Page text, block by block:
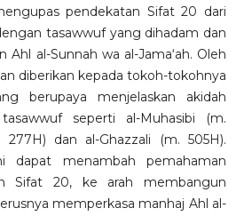
pendekatan Sifat 20 dari
tasawwuf yang dihadam dan
Ahl al-Sunnah wa al-Jama‘ah. Oleh
diberikan kepada tokoh-tokohnya
berupaya menjelaskan akidah
seperti al-Muhasibi (m.
277H) dan al-Ghazzali (m. 505H).
dapat menambah pemahaman
Sifat 20, ke arah membangun
memperkasa manhaj Ahl al-